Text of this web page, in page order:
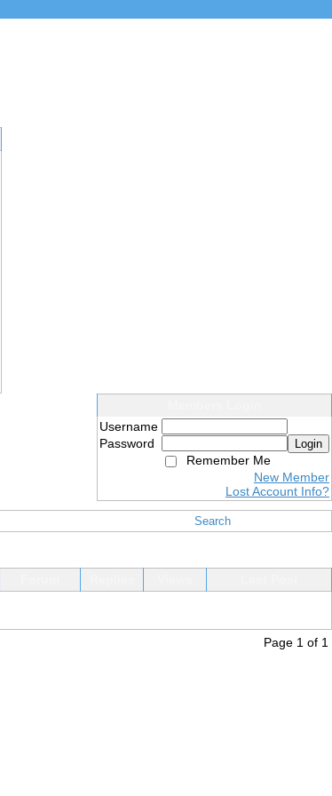
Username
Password
Login
Remember Me
New Member
Lost Account Info?
Search
Page 1 of 1